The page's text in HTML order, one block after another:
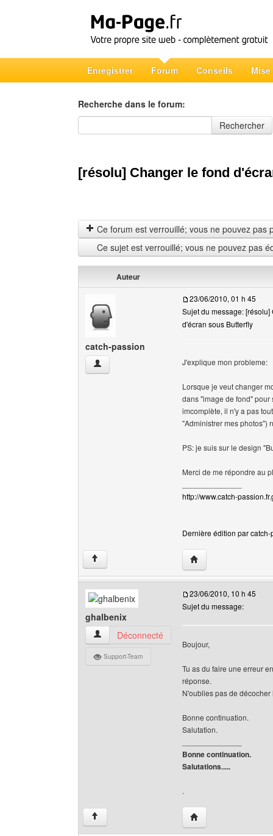
Enregistrer Forum Conseils Mise
Recherche dans le forum:
Recherche dans le forum
Rechercher
[résolu] Changer le fond
Ce forum est verrouillé; vous ne pouvez pas
Ce sujet est verrouillé; vous ne pouvez pas
Auteur
catch-passion
catch-passion Voir le profil de l'utilisateur
23/06/2010, 01 h 45
Sujet du message:
d'écran sous Butterfly
J'explique mon probleme:
Lorsque je veut changer
dans "image de fond"
imcomplète, il n'y a pas
"Administrer mes photos")
PS: je suis sur le design
Merci de me répondre au
http://www.catch-
Dernière édition par
↑ Visiter le site web
ghalbenix
ghalbenix Voir le profil de l'utilisateur
Déconnecté
Support-Team
23/06/2010, 10 h 45
Sujet du message:
Boujour,
Tu as du faire une erreur
réponse.
N'oublies pas de décocher
Bonne continuation.
Salutation.
Bonne continuation.
Salutations.....
.
↑ Visiter le site web